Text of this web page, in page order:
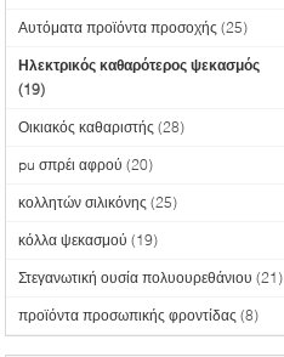
Αυτόματα προϊόντα προσοχής (25)
Ηλεκτρικός καθαρότερος ψεκασμός
(19)
Οικιακός καθαριστής (28)
pu σπρέι αφρού (20)
κολλητών σιλικόνης (25)
κόλλα ψεκασμού (19)
Στεγανωτική ουσία πολυουρεθάνιου (21)
προϊόντα προσωπικής φροντίδας (8)